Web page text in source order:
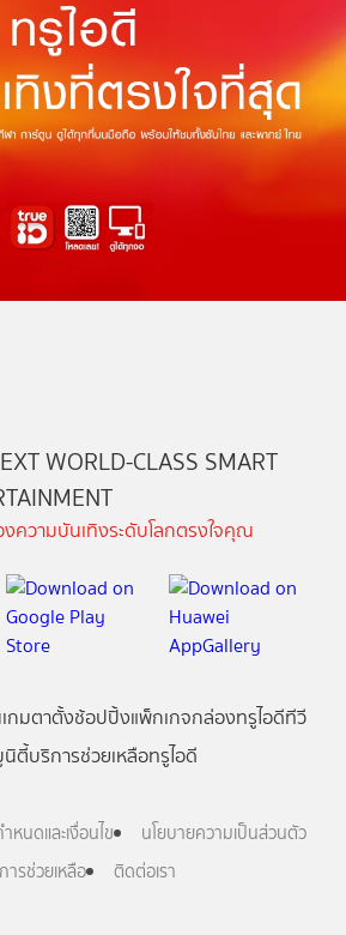
WORLD-CLASS SMART
ความบันเทิงระดับโลกตรงใจคุณ
เกมตาตั้งช้อปปิ้งแพ็กเกจกล่องทรูไอดีทีวี
ตี้บริการช่วยเหลือทรูไอดี
หนดและเงื่อนไข
นโยบายความเป็นส่วนตัว
ารช่วยเหลือ
ติดต่อเรา